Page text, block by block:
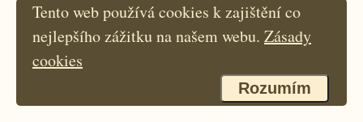
Tento web používá cookies k zajištění co
nejlepšího zážitku na našem webu. Zásady
cookies
Rozumím